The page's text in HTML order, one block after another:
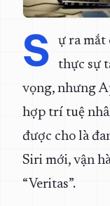
S ự ra mắt
thực sự
vọng, nhưng
hợp trí tuệ
được cho là
Siri mới, vận
“Veritas”.